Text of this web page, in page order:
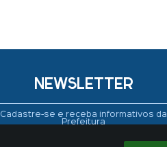
NEWSLETTER
Cadastre-se e receba informativos da
Prefeitura